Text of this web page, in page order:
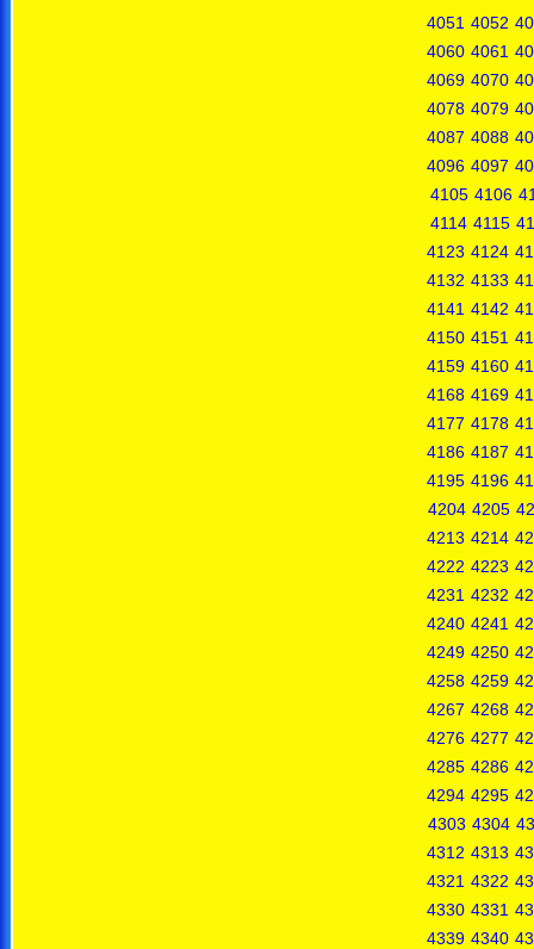
4051 4052
4060 4061
4069 4070
4078 4079
4087 4088
4096 4097
4105 4106
4114 4115
4123 4124
4132 4133
4141 4142
4150 4151
4159 4160
4168 4169
4177 4178
4186 4187
4195 4196
4204 4205
4213 4214
4222 4223
4231 4232
4240 4241
4249 4250
4258 4259
4267 4268
4276 4277
4285 4286
4294 4295
4303 4304
4312 4313
4321 4322
4330 4331
4339 4340